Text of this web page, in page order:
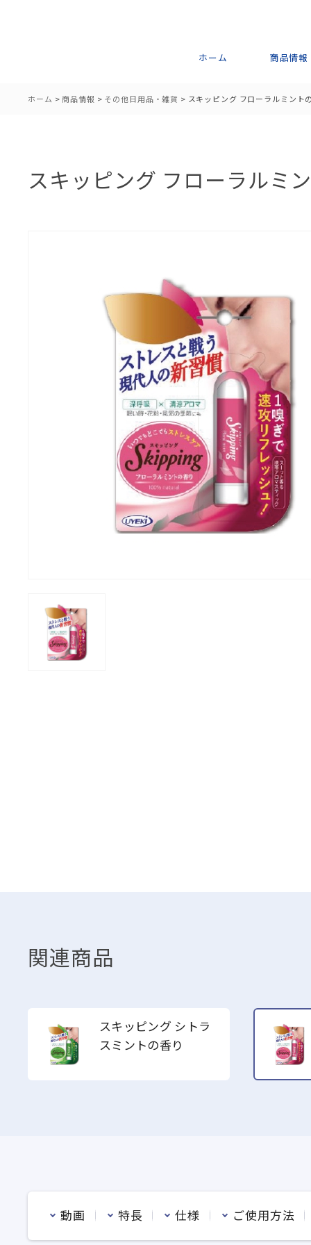
ホーム 商品情報
ホーム >商品情報 > その他日用品・雑貨 > スキッピング フローラルミント
スキッピング フローラルミ
関連商品
スキッピング シトラ
スミントの香り
動画 特長 仕様 ご使用方法